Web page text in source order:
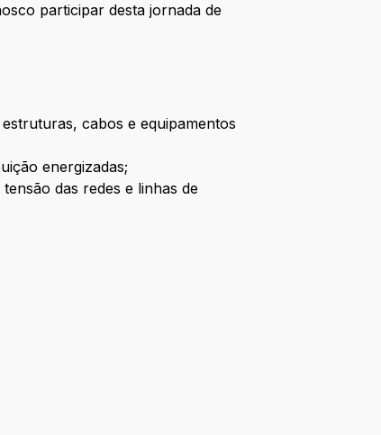
participar desta jornada de
cabos e equipamentos
energizadas;
das redes e linhas de